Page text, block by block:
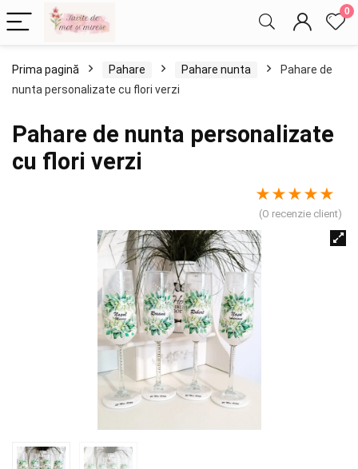
0
Prima pagină Pahare Pahare nunta
Pahare de
nunta personalizate cu flori verzi
Pahare de nunta personalizate
cu flori verzi
★★★★★
(O recenzie client)